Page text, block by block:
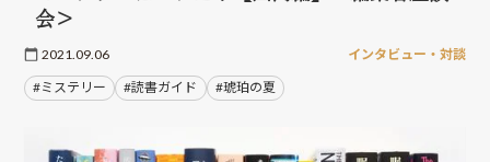
会＞
2021.09.06 インタビュー・対談
#ミステリー #読書ガイド #琥珀の夏